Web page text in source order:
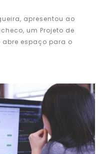
apresentou ao
um Projeto de
abre espaço para o